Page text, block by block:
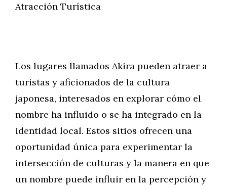
Atracción Turística
Los lugares llamados Akira pueden atraer a
turistas y aficionados de la cultura
japonesa, interesados en explorar cómo el
nombre ha influido o se ha integrado en la
identidad local. Estos sitios ofrecen una
oportunidad única para experimentar la
intersección de culturas y la manera en que
un nombre puede influir en la percepción y